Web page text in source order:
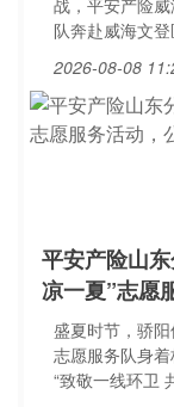
战，平安产险
队奔赴威海文
2026-08-08
平安产险山
凉一夏”志愿
盛夏时节，骄
志愿服务队身
“致敬一线环卫